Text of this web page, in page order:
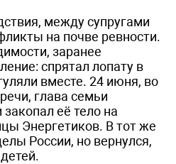
между супругами
на почве ревности.
заранее
спрятал лопату в
вместе. 24 июня, во
глава семьи
её тело на
Энергетиков. В тот же
России, но вернулся,